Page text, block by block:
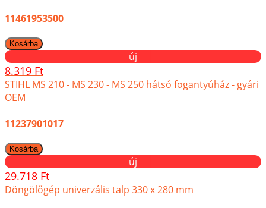
11461953500
új
8.319 Ft
STIHL MS 210 - MS 230 - MS 250 hátsó fogantyúház - gyári
OEM
11237901017
új
29.718 Ft
Döngölőgép univerzális talp 330 x 280 mm